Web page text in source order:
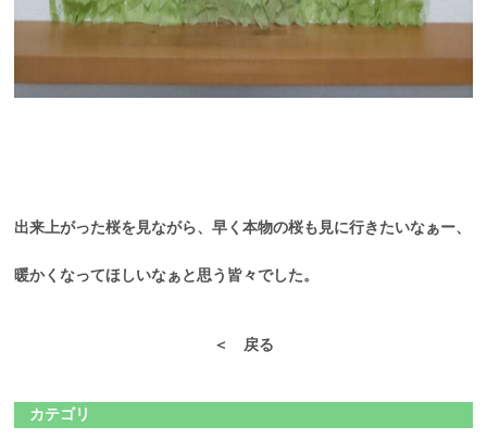
出来上がった桜を見ながら、早く本物の桜も見に行きたいなぁー、
暖かくなってほしいなぁと思う皆々でした。
＜ 戻る
カテゴリ